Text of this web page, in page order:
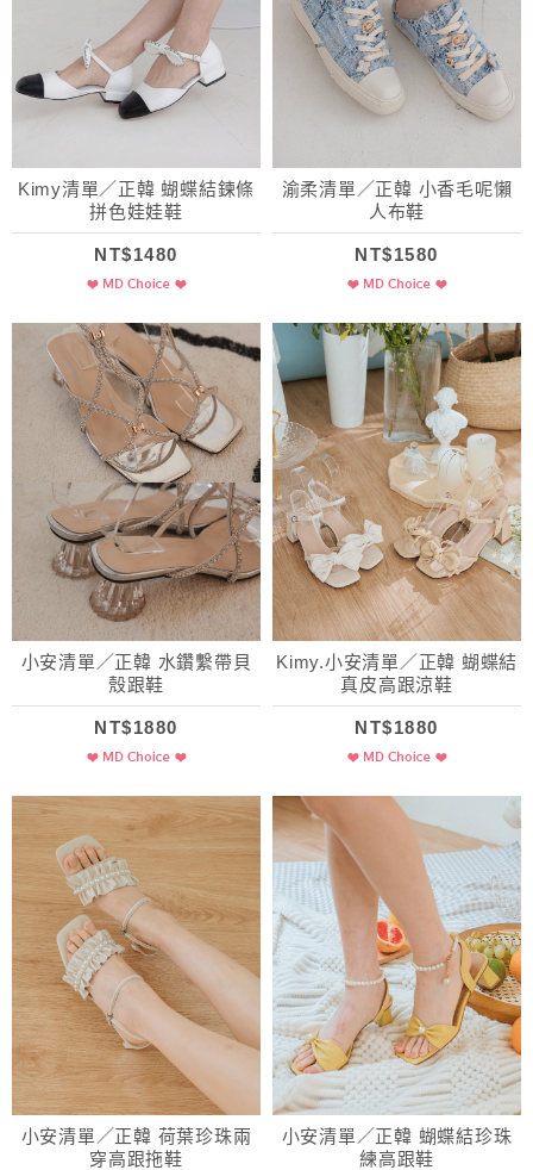
Kimy清單／正韓 蝴蝶結鍊條
拼色娃娃鞋
NT$1480
渝柔清單／正韓 小香毛呢懶
人布鞋
NT$1580
小安清單／正韓 水鑽繫帶貝
殼跟鞋
NT$1880
Kimy.小安清單／正韓 蝴蝶結
真皮高跟涼鞋
NT$1880
小安清單／正韓 荷葉珍珠兩
穿高跟拖鞋
小安清單／正韓 蝴蝶結珍珠
練高跟鞋